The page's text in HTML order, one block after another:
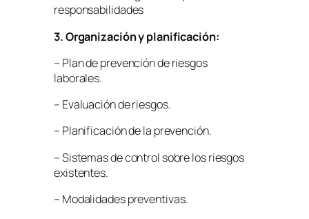
responsabilidades
3. Organización y planificación:
– Plan de prevención de riesgos
laborales.
– Evaluación de riesgos.
– Planificación de la prevención.
– Sistemas de control sobre los riesgos
existentes.
– Modalidades preventivas.